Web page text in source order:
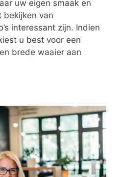
uw eigen smaak en
bekijken van
interessant zijn. Indien
u best voor een
brede waaier aan